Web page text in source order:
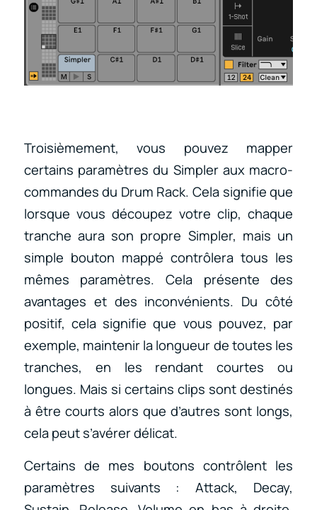
Troisièmement, vous pouvez mapper
certains paramètres du Simpler aux macro-
commandes du Drum Rack. Cela signifie que
lorsque vous découpez votre clip, chaque
tranche aura son propre Simpler, mais un
simple bouton mappé contrôlera tous les
mêmes paramètres. Cela présente des
avantages et des inconvénients. Du côté
positif, cela signifie que vous pouvez, par
exemple, maintenir la longueur de toutes les
tranches, en les rendant courtes ou
longues. Mais si certains clips sont destinés
à être courts alors que d’autres sont longs,
cela peut s’avérer délicat.
Certains de mes boutons contrôlent les
paramètres suivants : Attack, Decay,